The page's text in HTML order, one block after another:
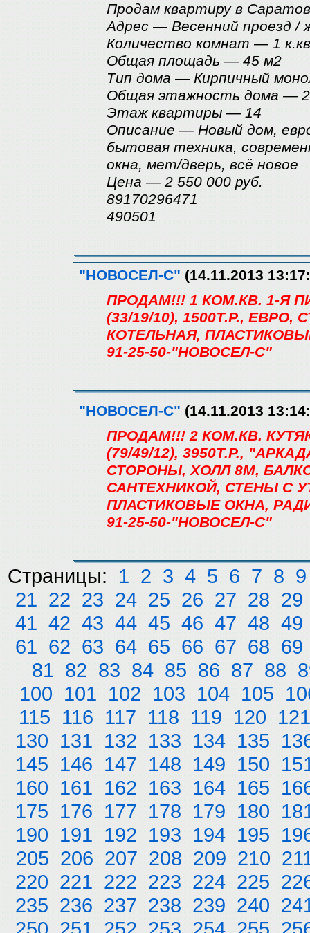
Продам квартиру в
Адрес — Весенний проезд /
Количество комнат — 1
Общая площадь — 45 м2
Tип дома — Кирпичный
Общая этажность дома —
Этаж квартиры — 14
Описание — Новый дом,
бытовая техника,
окна, мет/дверь, всё новое
Цена — 2 550 000 руб.
89170296471
490501
"НОВОСЕЛ-С" (14.11.2013
ПРОДАМ!!! 1 КОМ.КВ. 1-Я
(33/19/10), 1500Т.Р.,
КОТЕЛЬНАЯ,
91-25-50-"НОВОСЕЛ-С"
"НОВОСЕЛ-С" (14.11.2013
ПРОДАМ!!! 2 КОМ.КВ.
(79/49/12), 3950Т.Р.,
СТОРОНЫ, ХОЛЛ 8М,
САНТЕХНИКОЙ, СТЕНЫ С
ПЛАСТИКОВЫЕ ОКНА,
91-25-50-"НОВОСЕЛ-С"
Страницы: 1 2 3 4 5 6 7 8 9
21 22 23 24 25 26 27 28 29
41 42 43 44 45 46 47 48 49
61 62 63 64 65 66 67 68 69
81 82 83 84 85 86 87 88
100 101 102 103 104 105
115 116 117 118 119 120 121
130 131 132 133 134 135
145 146 147 148 149 150
160 161 162 163 164 165
175 176 177 178 179 180
190 191 192 193 194 195
205 206 207 208 209 210
220 221 222 223 224 225
235 236 237 238 239 240